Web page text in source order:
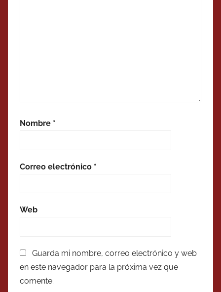
Nombre *
Correo electrónico *
Web
Guarda mi nombre, correo electrónico y web
en este navegador para la próxima vez que
comente.